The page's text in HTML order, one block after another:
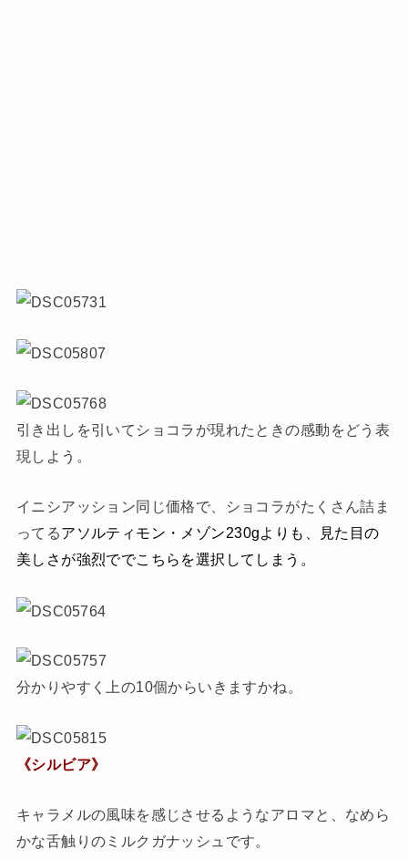
引き出しを引いてショコラが現れたときの感動をどう表
現しよう。
イニシアッション同じ価格で、ショコラがたくさん詰ま
ってるアソルティモン・メゾン230gよりも、見た目の
美しさが強烈ででこちらを選択してしまう。
分かりやすく上の10個からいきますかね。
《シルビア》
キャラメルの風味を感じさせるようなアロマと、なめら
かな舌触りのミルクガナッシュです。